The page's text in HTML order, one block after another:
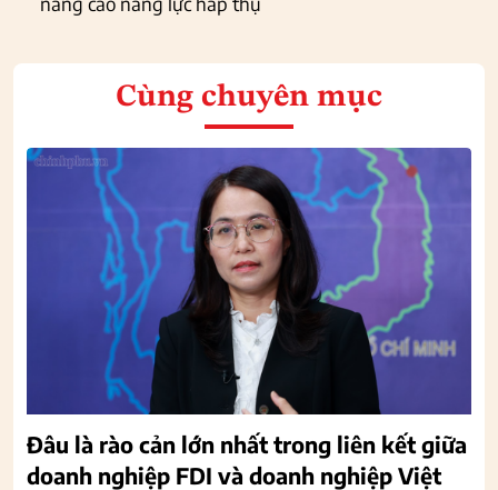
Cùng chuyên mục
Đâu là rào cản lớn nhất trong liên kết giữa
doanh nghiệp FDI và doanh nghiệp Việt